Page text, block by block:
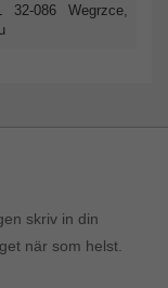
086 Wegrzce,
skriv in din
när som helst.